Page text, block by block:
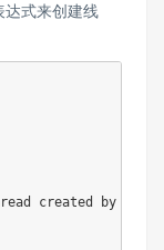
式来创建线
by